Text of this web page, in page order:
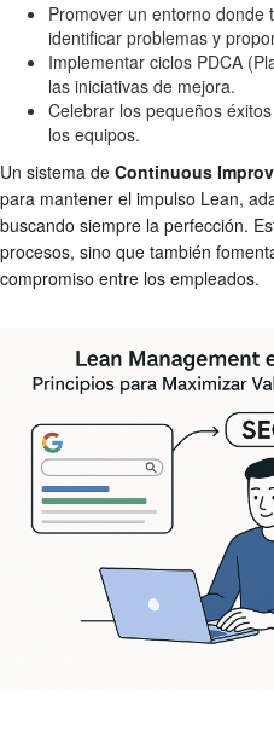
Promover un entorno donde
identificar problemas y
Implementar ciclos PDCA
las iniciativas de mejora.
Celebrar los pequeños
los equipos.
Un sistema de Continuous
para mantener el impulso Lean,
buscando siempre la perfección.
procesos, sino que también
compromiso entre los empleados.